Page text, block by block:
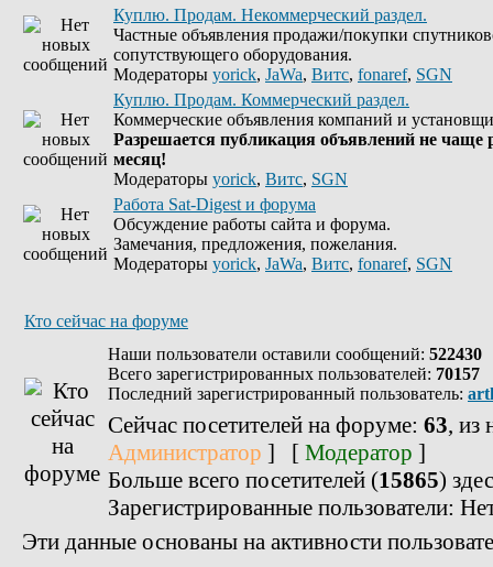
Куплю. Продам. Некоммерческий раздел.
Частные объявления продажи/покупки
сопутствующего оборудования.
Модераторы yorick, JaWa, Витс, fonaref, SGN
Куплю. Продам. Коммерческий раздел.
Коммерческие объявления компаний и
Разрешается публикация объявлений не чаще
месяц!
Модераторы yorick, Витс, SGN
Работа Sat-Digest и форума
Обсуждение работы сайта и форума.
Замечания, предложения, пожелания.
Модераторы yorick, JaWa, Витс, fonaref, SGN
Кто сейчас на форуме
Наши пользователи оставили сообщений: 522430
Всего зарегистрированных пользователей: 70157
Последний зарегистрированный пользователь:
Сейчас посетителей на форуме: 63, из
Администратор ] [ Модератор ]
Больше всего посетителей (15865)
Зарегистрированные пользователи:
Эти данные основаны на активности